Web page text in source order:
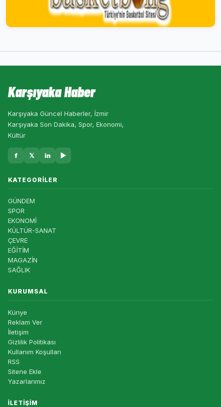
Karşıyaka Haber
Karşıyaka Güncel Haberler, İzmir
Karşıyaka Son Dakika, Spor, Ekonomi,
Kültür
f 𝕏 in ▶
KATEGORILER
GÜNDEM
SPOR
EKONOMİ
KÜLTÜR-SANAT
ÇEVRE
EĞİTİM
MAGAZİN
SAĞLIK
KURUMSAL
Künye
Reklam Ver
İletişim
Gizlilik Politikası
Kullanım Koşulları
RSS
Sitene Ekle
Yazarlarımız
İLETIŞIM